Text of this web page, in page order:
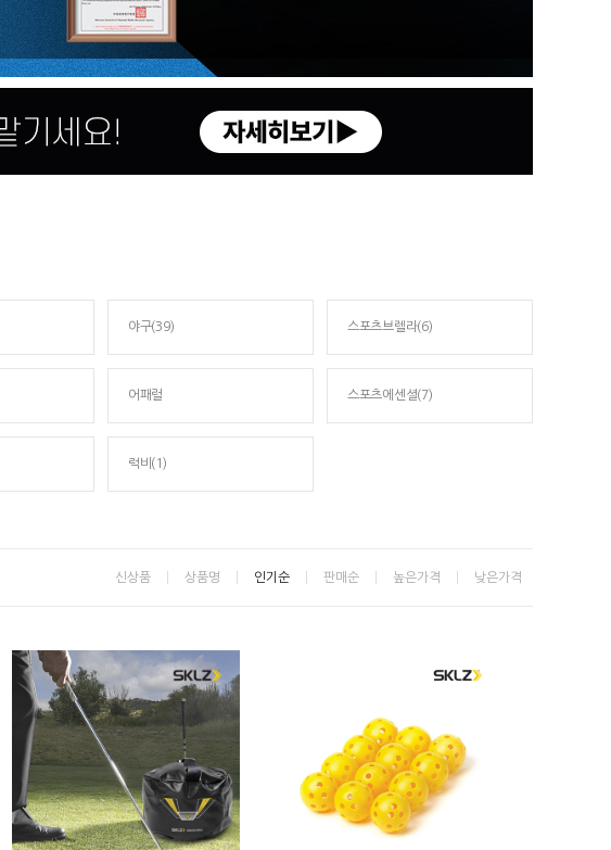
야구(39) 스포츠브렐라(6)
어패럴 스포츠에센셜(7)
럭비(1)
신상품 상품명 인기순 판매순 높은가격 낮은가격